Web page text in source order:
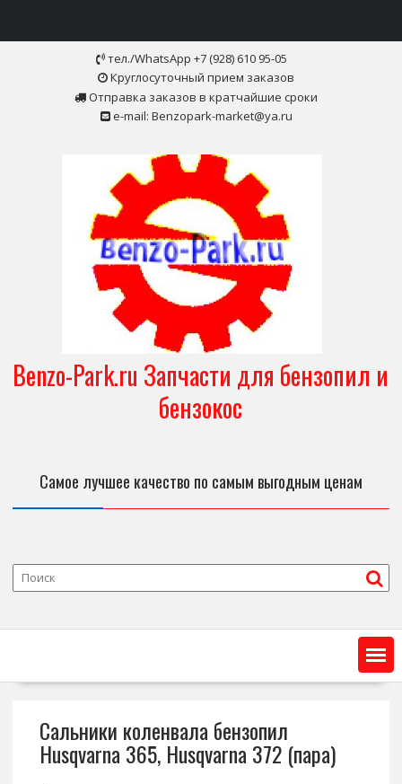
тел./WhatsApp +7 (928) 610 95-05
Круглосуточный прием заказов
Отправка заказов в кратчайшие сроки
e-mail: Benzopark-market@ya.ru
Benzo-Park.ru Запчасти для бензопил и
бензокос
Самое лучшее качество по самым выгодным ценам
Сальники коленвала бензопил
Husqvarna 365, Husqvarna 372 (пара)